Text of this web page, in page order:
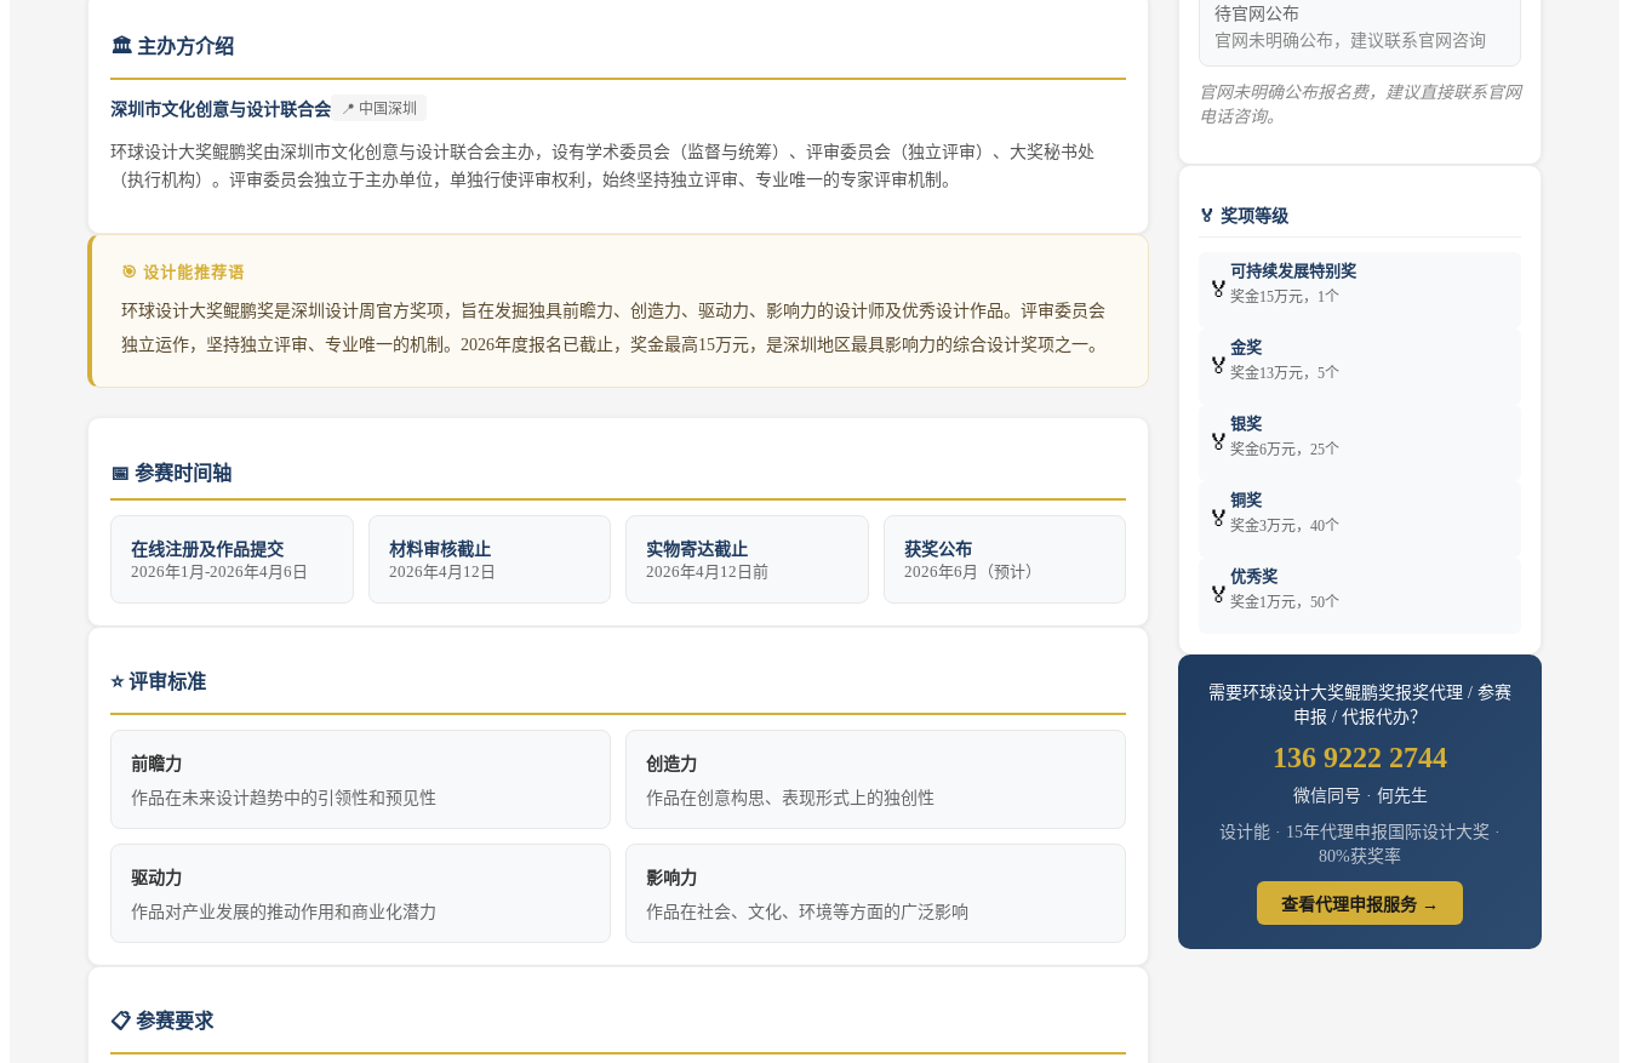
🏛️ 主办方介绍
深圳市文化创意与设计联合会 📍 中国深圳
环球设计大奖鲲鹏奖由深圳市文化创意与设计联合会主办，设有学术委员会（监督与统筹）、评审委员会（独立评审）、大奖秘书处
（执行机构）。评审委员会独立于主办单位，单独行使评审权利，始终坚持独立评审、专业唯一的专家评审机制。
🎯 设计能推荐语
环球设计大奖鲲鹏奖是深圳设计周官方奖项，旨在发掘独具前瞻力、创造力、驱动力、影响力的设计师及优秀设计作品。评审委员会
独立运作，坚持独立评审、专业唯一的机制。2026年度报名已截止，奖金最高15万元，是深圳地区最具影响力的综合设计奖项之一。
📅 参赛时间轴
在线注册及作品提交
2026年1月-2026年4月6日
材料审核截止
2026年4月12日
实物寄达截止
2026年4月12日前
获奖公布
2026年6月（预计）
⭐ 评审标准
前瞻力
作品在未来设计趋势中的引领性和预见性
创造力
作品在创意构思、表现形式上的独创性
驱动力
作品对产业发展的推动作用和商业化潜力
影响力
作品在社会、文化、环境等方面的广泛影响
📋 参赛要求
待官网公布
官网未明确公布，建议联系官网咨询
官网未明确公布报名费，建议直接联系官网
电话咨询。
🏅 奖项等级
🏅
可持续发展特别奖
奖金15万元，1个
🏅
金奖
奖金13万元，5个
🏅
银奖
奖金6万元，25个
🏅
铜奖
奖金3万元，40个
🏅
优秀奖
奖金1万元，50个
需要环球设计大奖鲲鹏奖报奖代理 / 参赛
申报 / 代报代办？
136 9222 2744
微信同号 · 何先生
设计能 · 15年代理申报国际设计大奖 ·
80%获奖率
查看代理申报服务 →